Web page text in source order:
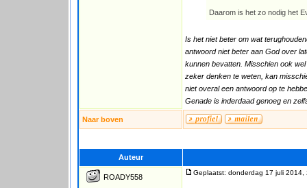
Daarom is het zo nodig het
Is het niet beter om wat
antwoord niet beter aan God over
kunnen bevatten. Misschien ook
zeker denken te weten, kan
niet overal een antwoord op te
Genade is inderdaad genoeg en
Naar boven
Auteur
ROADY558
Geplaatst: donderdag 17 juli 2014,